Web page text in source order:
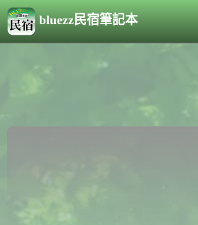
bluezz民宿筆記本